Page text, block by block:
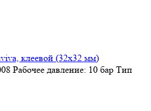
клеевой (32х32 мм)
Рабочее давление: 10 бар Тип